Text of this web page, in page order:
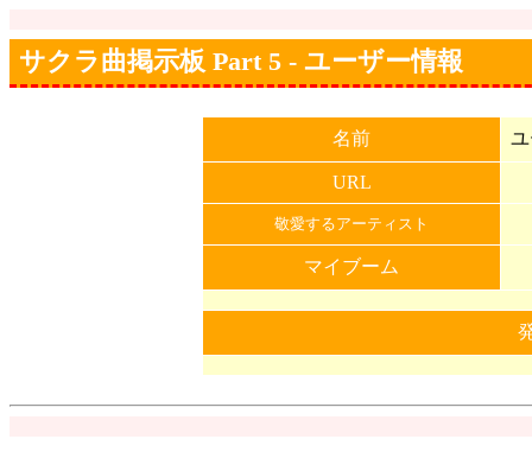
サクラ曲掲示板 Part 5 - ユーザー情報
名前
URL
敬愛するアーティスト
マイブーム